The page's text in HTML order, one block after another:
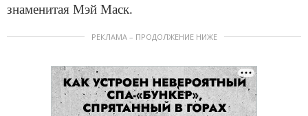
знаменитая Мэй Маск.
РЕКЛАМА – ПРОДОЛЖЕНИЕ НИЖЕ